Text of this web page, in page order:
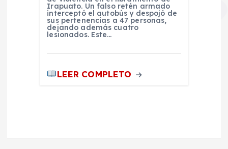
Irapuato. Un falso retén armado
interceptó el autobús y despojó de
sus pertenencias a 47 personas,
dejando además cuatro
lesionados. Este…
LEER COMPLETO